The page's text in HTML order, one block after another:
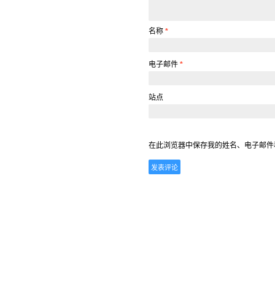
名称 *
电子邮件 *
站点
在此浏览器中保存我的姓名、电子邮